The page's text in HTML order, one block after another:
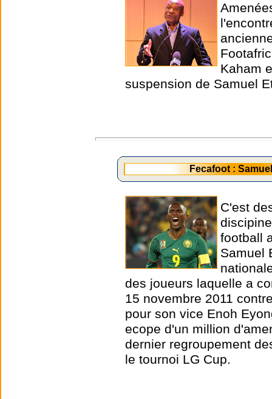
Kaham
suspension de Samuel
Fecafoot :
C'est
football
Samuel
des joueurs laquelle a
15 novembre 2011
pour son vice Enoh
ecope d'un million
dernier regroupement
le tournoi LG Cup.